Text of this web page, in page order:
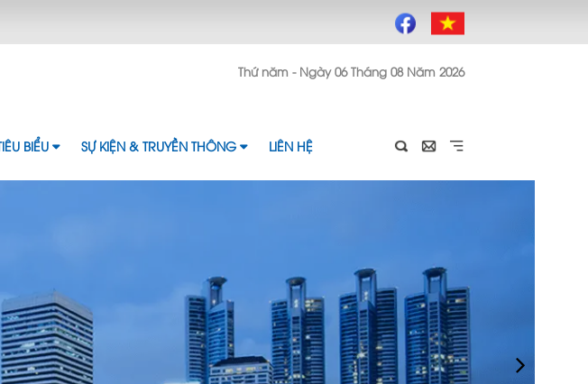
Thứ năm - Ngày 06 Tháng 08 Năm 2026
BIỂU SỰ KIỆN & TRUYỀN THÔNG LIÊN HỆ